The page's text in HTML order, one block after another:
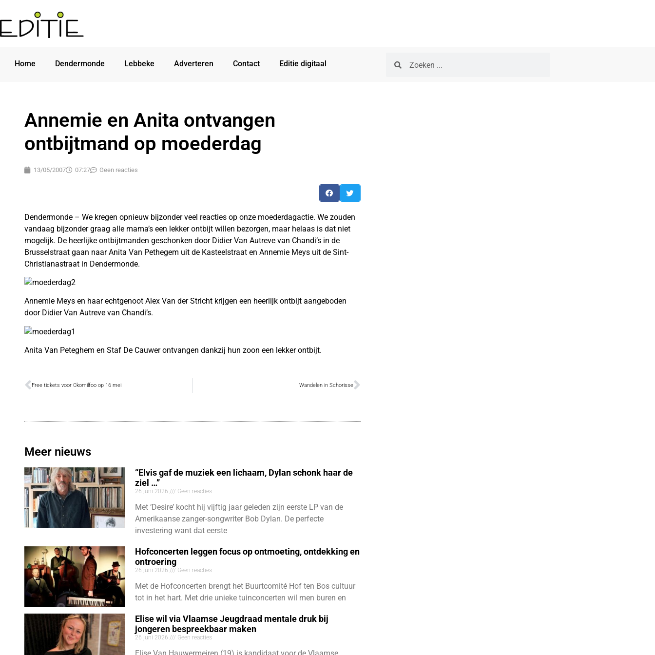
Home Dendermonde Lebbeke Adverteren Contact Editie digitaal
Annemie en Anita ontvangen
ontbijtmand op moederdag
13/05/2007 07:27 Geen reacties
Dendermonde – We kregen opnieuw bijzonder veel reacties op onze moederdagactie. We zouden
vandaag bijzonder graag alle mama’s een lekker ontbijt willen bezorgen, maar helaas is dat niet
mogelijk. De heerlijke ontbijtmanden geschonken door Didier Van Autreve van Chandi’s in de
Brusselstraat gaan naar Anita Van Pethegem uit de Kasteelstraat en Annemie Meys uit de Sint-
Christianastraat in Dendermonde.
Annemie Meys en haar echtgenoot Alex Van der Stricht krijgen een heerlijk ontbijt aangeboden
door Didier Van Autreve van Chandi’s.
Anita Van Peteghem en Staf De Cauwer ontvangen dankzij hun zoon een lekker ontbijt.
Free tickets voor Ckomilfoo op 16 mei Wandelen in Schorisse
Meer nieuws
“Elvis gaf de muziek een lichaam, Dylan schonk haar de
ziel …”
26 juni 2026 Geen reacties
Met ‘Desire’ kocht hij vijftig jaar geleden zijn eerste LP van de
Amerikaanse zanger-songwriter Bob Dylan. De perfecte
investering want dat eerste
Hofconcerten leggen focus op ontmoeting, ontdekking en
ontroering
26 juni 2026 Geen reacties
Met de Hofconcerten brengt het Buurtcomité Hof ten Bos cultuur
tot in het hart. Met drie unieke tuinconcerten wil men buren en
Elise wil via Vlaamse Jeugdraad mentale druk bij
jongeren bespreekbaar maken
26 juni 2026 Geen reacties
Elise Van Hauwermeiren (19) is kandidaat voor de Vlaamse